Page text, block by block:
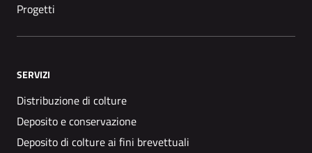
Progetti
SERVIZI
Distribuzione di colture
Deposito e conservazione
Deposito di colture ai fini brevettuali